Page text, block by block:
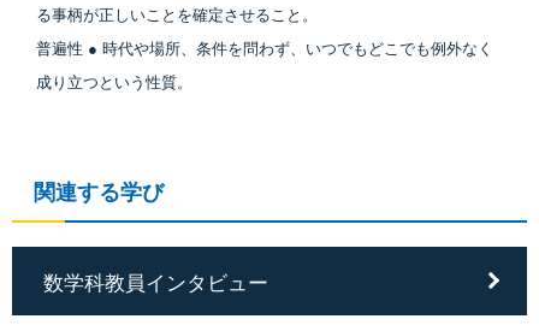
る事柄が正しいことを確定させること。
普遍性 ● 時代や場所、条件を問わず、いつでもどこでも例外なく
成り立つという性質。
関連する学び
数学科教員インタビュー